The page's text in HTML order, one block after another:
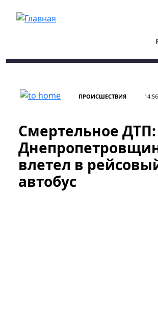
ПРОИСШЕСТВИЯ
Смертельное
влетел в
автобус